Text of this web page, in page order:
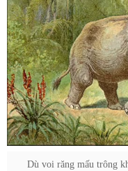
Dù voi răng mấu trông